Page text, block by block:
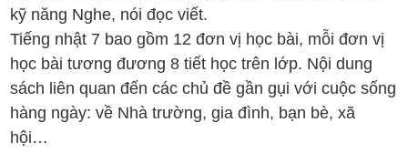
kỹ năng Nghe, nói đọc viết.
Tiếng nhật 7 bao gồm 12 đơn vị học bài, mỗi đơn vị
học bài tương đương 8 tiết học trên lớp. Nội dung
sách liên quan đến các chủ đề gần gụi với cuộc sống
hàng ngày: về Nhà trường, gia đình, bạn bè, xã
hội…